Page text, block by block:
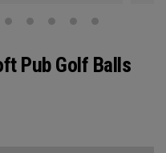
Pub Golf Balls